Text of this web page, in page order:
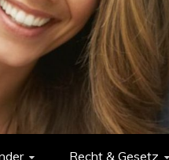
Recht & Gesetz